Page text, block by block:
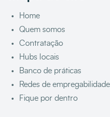
Home
Quem somos
Contratação
Hubs locais
Banco de práticas
Redes de empregabilidade
Fique por dentro